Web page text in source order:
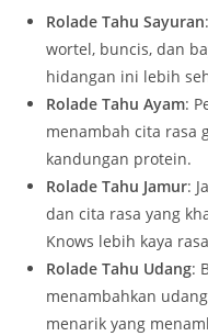
Rolade Tahu Sayuran
wortel, buncis, dan
hidangan ini lebih
Rolade Tahu Ayam:
menambah cita rasa
kandungan protein.
Rolade Tahu Jamur:
dan cita rasa yang
Knows lebih kaya
Rolade Tahu Udang:
menambahkan
menarik yang